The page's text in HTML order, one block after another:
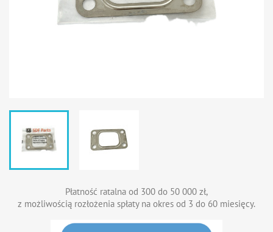
Płatność ratalna od 300 do 50 000 zł,
z możliwością rozłożenia spłaty na okres od 3 do 60 miesięcy.